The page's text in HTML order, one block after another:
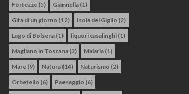
Fortezze (5) Giannella (1)
Gita di un giorno (12) Isola del Giglio (2)
Lago di Bolsena (1) liquori casalinghi (1)
Magliano in Toscana (3) Malaria (1)
Mare (9) Natura (14) Naturismo (2)
Orbetello (6) Paesaggio (6)